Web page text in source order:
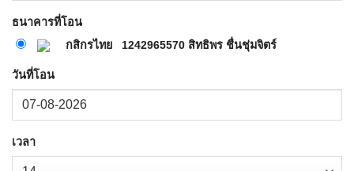
ธนาคารที่โอน
กสิกรไทย
‭1242965570‬ สิทธิพร ชื่นชุ่มจิตร์
วันที่โอน
เวลา